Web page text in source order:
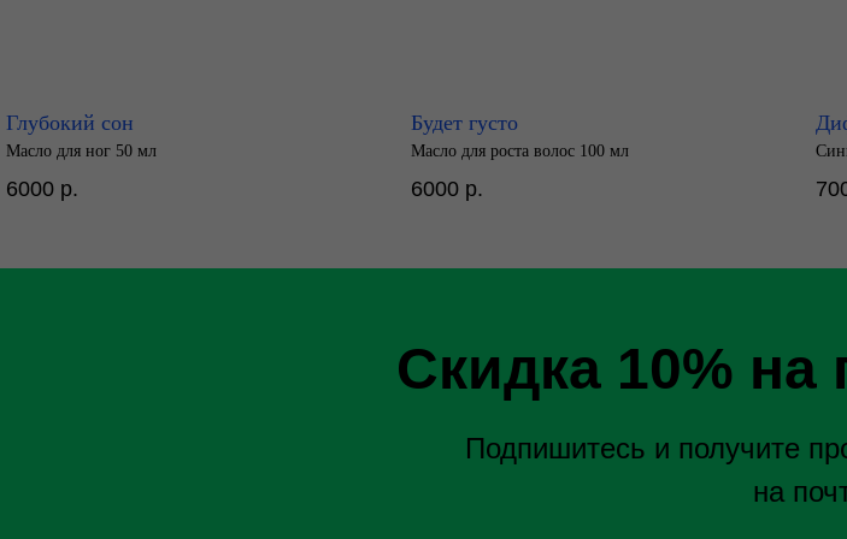
Глубокий сон
Масло для ног 50 мл
6000 р.
Будет густо
Масло для роста волос 100 мл
6000 р.
Скидка 10% на
Подпишитесь и получите
на